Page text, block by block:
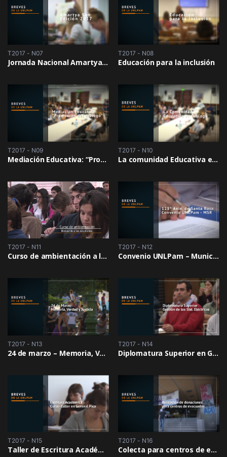
T2017 - N07
Jornada Nacional Amartya Sen 2017 – FCEyJ UNLPam
T2017 - N08
Educación para la inclusión
T2017 - N09
Mediación Educativa: “Promoción del diálogo”
T2017 - N10
La comunidad Educativa en Diálogo
T2017 - N11
Curso de ambientación a la vida universitaria en Gral. Pico
T2017 - N12
Convenio UNLPam – Municipalidad de Santa Rosa
T2017 - N13
24 de marzo – Memoria, Verdad y Justicia
T2017 - N14
Diplomatura Superior en Gestión de los Sistemas Eléctricos
T2017 - N15
Taller de Escritura Académica en General Pico
T2017 - N16
Colecta para centros de evacuados